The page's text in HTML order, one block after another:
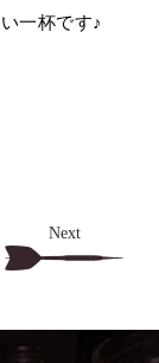
一杯です♪
Next